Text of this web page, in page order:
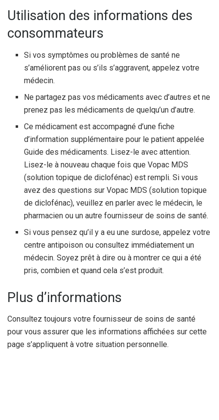
Utilisation des informations des
consommateurs
Si vos symptômes ou problèmes de santé ne
s’améliorent pas ou s’ils s’aggravent, appelez votre
médecin.
Ne partagez pas vos médicaments avec d’autres et ne
prenez pas les médicaments de quelqu’un d’autre.
Ce médicament est accompagné d’une fiche
d’information supplémentaire pour le patient appelée
Guide des médicaments. Lisez-le avec attention.
Lisez-le à nouveau chaque fois que Vopac MDS
(solution topique de diclofénac) est rempli. Si vous
avez des questions sur Vopac MDS (solution topique
de diclofénac), veuillez en parler avec le médecin, le
pharmacien ou un autre fournisseur de soins de santé.
Si vous pensez qu’il y a eu une surdose, appelez votre
centre antipoison ou consultez immédiatement un
médecin. Soyez prêt à dire ou à montrer ce qui a été
pris, combien et quand cela s’est produit.
Plus d’informations
Consultez toujours votre fournisseur de soins de santé
pour vous assurer que les informations affichées sur cette
page s’appliquent à votre situation personnelle.